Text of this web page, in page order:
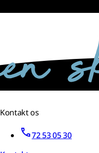
Kontakt os
72 53 05 30